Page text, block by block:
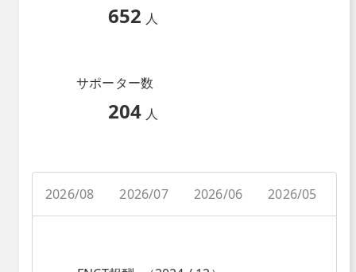
652 人
サポーター数
204 人
2026/08 2026/07 2026/06 2026/05